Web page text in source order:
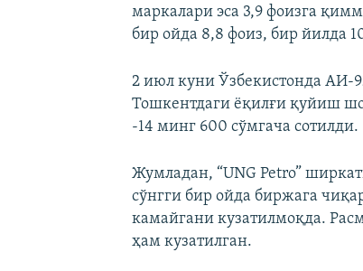
маркалари эса 3,9 фоизга
бир ойда 8,8 фоиз, бир йилда
2 июл куни Ўзбекистонда АИ-
Тошкентдаги ёқилғи қуйиш
-14 минг 600 сўмгача сотилди.
Жумладан, “UNG Petro”
сўнгги бир ойда биржага
камайгани кузатилмоқда.
ҳам кузатилган.